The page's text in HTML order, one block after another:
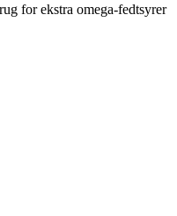
for ekstra omega-fedtsyrer